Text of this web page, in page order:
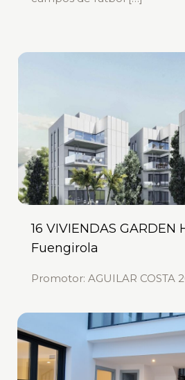
16 VIVIENDAS GARDEN
Fuengirola
Promotor: AGUILAR COSTA